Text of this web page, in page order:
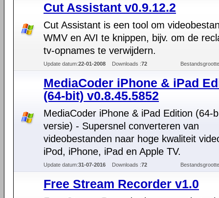
Cut Assistant v0.9.12.2
Cut Assistant is een tool om
WMV en AVI te knippen, bijv. om de
tv-opnames te verwijdern.
Update datum:22-01-2008 Downloads :72
MediaCoder iPhone & iPad
(64-bit) v0.8.45.5852
MediaCoder iPhone & iPad Edition (64-
versie) - Supersnel converteren van
videobestanden naar hoge kwaliteit
iPod, iPhone, iPad en Apple TV.
Update datum:31-07-2016 Downloads :72
Free Stream Recorder v1.0